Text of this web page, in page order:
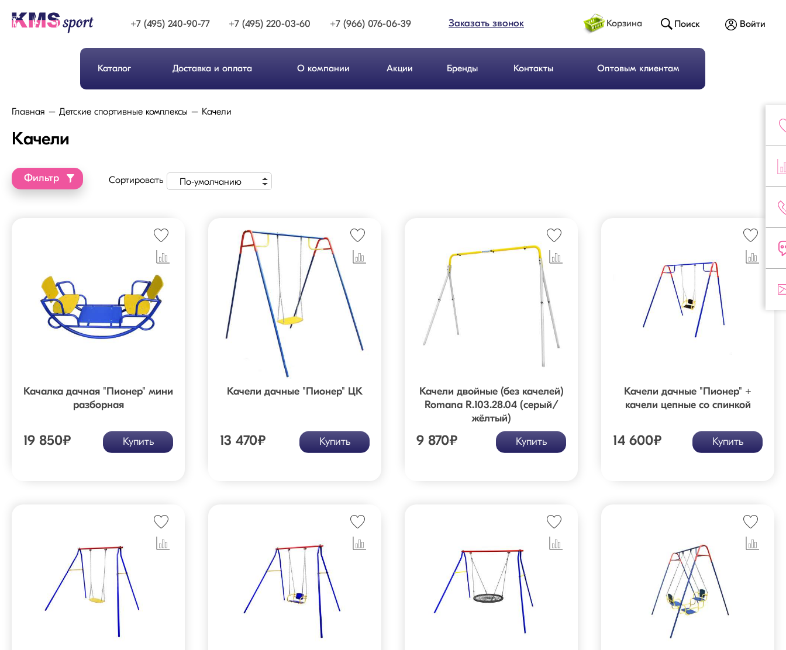
+7 (495) 240-90-77 +7 (495) 220-03-60 +7 (966) 076-06-39 Заказать звонок
Каталог Доставка и оплата О компании Акции Бренды Контакты Оптовым клиентам
Корзина Поиск Войти
Главная Детские спортивные комплексы Качели
Качели
Фильтр Сортировать По-умолчанию
Качалка дачная "Пионер" мини
разборная
19 850₽ Купить
Качели дачные "Пионер" ЦК
13 470₽ Купить
Качели двойные (без качелей)
Romana R.103.28.04 (серый/
жёлтый)
9 870₽ Купить
Качели дачные "Пионер" +
качели цепные со спинкой
14 600₽ Купить